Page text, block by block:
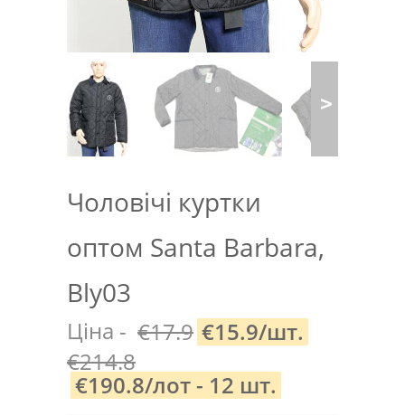
Чоловічі куртки
оптом Santa Barbara,
Bly03
Ціна - €17.9 €15.9/шт.
€214.8
€190.8/лот - 12 шт.